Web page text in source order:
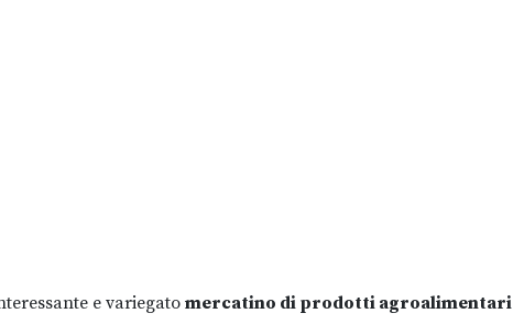
e variegatomercatino di prodotti agroalimentari